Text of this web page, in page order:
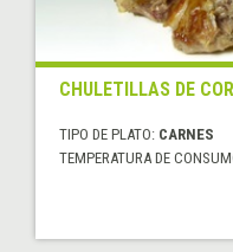
CHULETILLAS DE
TIPO DE PLATO: CARNES
TEMPERATURA DE